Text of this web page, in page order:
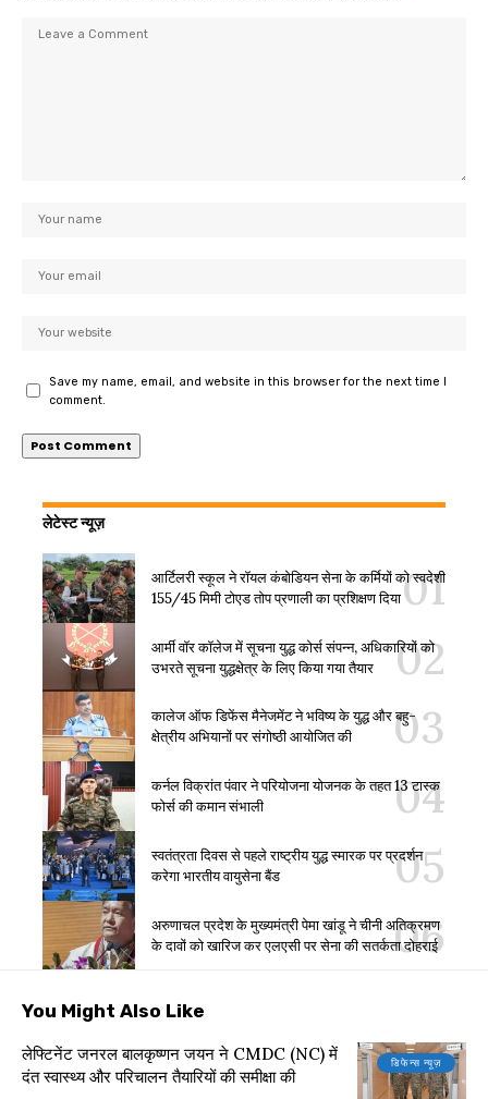
Save my name, email, and website in this browser for the next time I
comment.
लेटेस्ट न्यूज़
आर्टिलरी स्कूल ने रॉयल कंबोडियन सेना के कर्मियों को स्वदेशी
155/45 मिमी टोएड तोप प्रणाली का प्रशिक्षण दिया
आर्मी वॉर कॉलेज में सूचना युद्ध कोर्स संपन्न, अधिकारियों को
उभरते सूचना युद्धक्षेत्र के लिए किया गया तैयार
कालेज ऑफ डिफेंस मैनेजमेंट ने भविष्य के युद्ध और बहु-
क्षेत्रीय अभियानों पर संगोष्ठी आयोजित की
कर्नल विक्रांत पंवार ने परियोजना योजनक के तहत 13 टास्क
फोर्स की कमान संभाली
स्वतंत्रता दिवस से पहले राष्ट्रीय युद्ध स्मारक पर प्रदर्शन
करेगा भारतीय वायुसेना बैंड
अरुणाचल प्रदेश के मुख्यमंत्री पेमा खांडू ने चीनी अतिक्रमण
के दावों को खारिज कर एलएसी पर सेना की सतर्कता दोहराई
You Might Also Like
डिफेन्स न्यूज़
लेफ्टिनेंट जनरल बालकृष्णन जयन ने CMDC (NC) में
दंत स्वास्थ्य और परिचालन तैयारियों की समीक्षा की